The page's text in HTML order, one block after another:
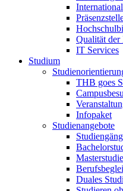
Qualität der
IT Services
Studium
THB goes
Infopaket
Studienangebote
Duales